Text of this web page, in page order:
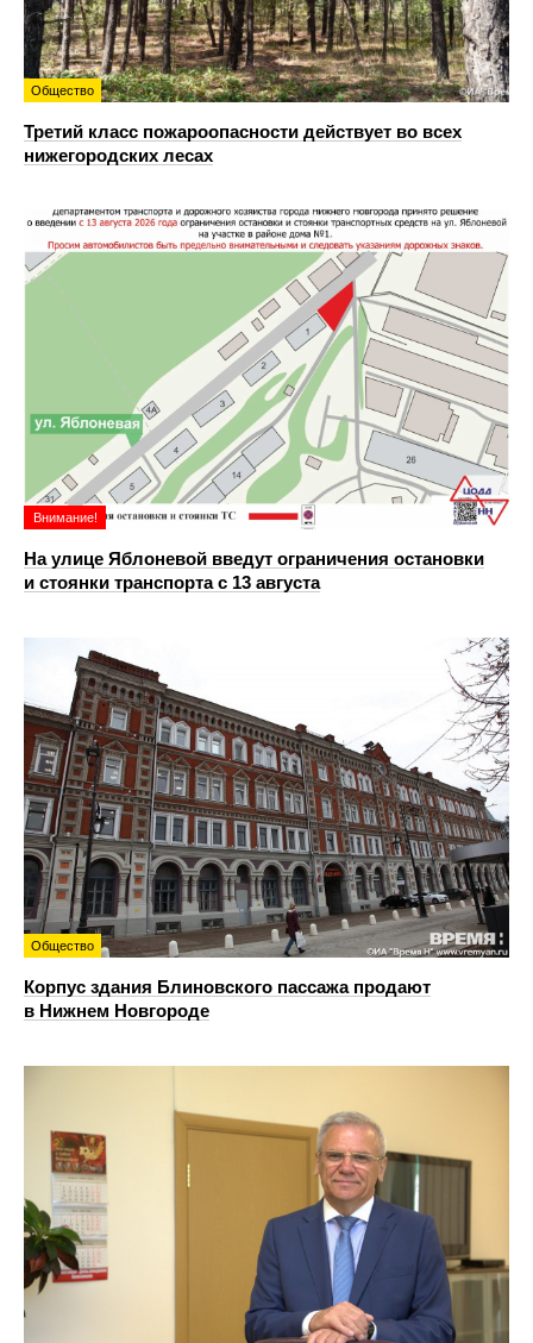
Общество
Третий класс пожароопасности действует во всех
нижегородских лесах
Внимание!
На улице Яблоневой введут ограничения остановки
и стоянки транспорта с 13 августа
Общество
Корпус здания Блиновского пассажа продают
в Нижнем Новгороде